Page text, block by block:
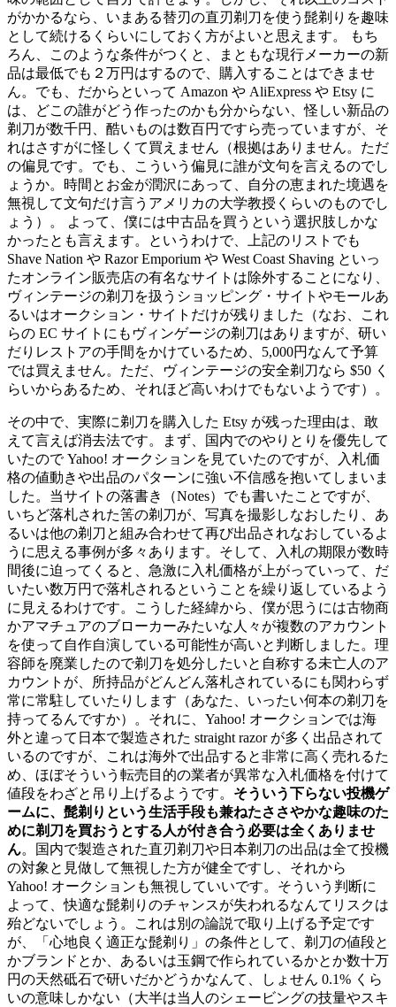
がかかるなら、いまある替刃の直刃剃刀を使う髭剃りを趣味
として続けるくらいにしておく方がよいと思えます。 もち
ろん、このような条件がつくと、まともな現行メーカーの新
品は最低でも２万円はするので、購入することはできませ
ん。でも、だからといって Amazon や AliExpress や Etsy に
は、どこの誰がどう作ったのかも分からない、怪しい新品の
剃刀が数千円、酷いものは数百円ですら売っていますが、そ
れはさすがに怪しくて買えません（根拠はありません。ただ
の偏見です。でも、こういう偏見に誰が文句を言えるのでし
ょうか。時間とお金が潤沢にあって、自分の恵まれた境遇を
無視して文句だけ言うアメリカの大学教授くらいのものでし
ょう）。 よって、僕には中古品を買うという選択肢しかな
かったとも言えます。というわけで、上記のリストでも
Shave Nation や Razor Emporium や West Coast Shaving といっ
たオンライン販売店の有名なサイトは除外することになり、
ヴィンテージの剃刀を扱うショッピング・サイトやモールあ
るいはオークション・サイトだけが残りました（なお、これ
らの EC サイトにもヴィンゲージの剃刀はありますが、研い
だりレストアの手間をかけているため、5,000円なんて予算
では買えません。ただ、ヴィンテージの安全剃刀なら $50 く
らいからあるため、それほど高いわけでもないようです）。
その中で、実際に剃刀を購入した Etsy が残った理由は、敢
えて言えば消去法です。まず、国内でのやりとりを優先して
いたので Yahoo! オークションを見ていたのですが、入札価
格の値動きや出品のパターンに強い不信感を抱いてしまいま
した。当サイトの落書き（Notes）でも書いたことですが、
いちど落札された筈の剃刀が、写真を撮影しなおしたり、あ
るいは他の剃刀と組み合わせて再び出品されなおしているよ
うに思える事例が多々あります。そして、入札の期限が数時
間後に迫ってくると、急激に入札価格が上がっていって、だ
いたい数万円で落札されるということを繰り返しているよう
に見えるわけです。こうした経緯から、僕が思うには古物商
かアマチュアのブローカーみたいな人々が複数のアカウント
を使って自作自演している可能性が高いと判断しました。理
容師を廃業したので剃刀を処分したいと自称する未亡人のア
カウントが、所持品がどんどん落札されているにも関わらず
常に常駐していたりします（あなた、いったい何本の剃刀を
持ってるんですか）。それに、Yahoo! オークションでは海
外と違って日本で製造された straight razor が多く出品されて
いるのですが、これは海外で出品すると非常に高く売れるた
め、ほぼそういう転売目的の業者が異常な入札価格を付けて
値段をわざと吊り上げるようです。 そういう下らない投機ゲ
ームに、髭剃りという生活手段も兼ねたささやかな趣味のた
めに剃刀を買おうとする人が付き合う必要は全くありませ
ん。国内で製造された直刃剃刀や日本剃刀の出品は全て投機
の対象と見做して無視した方が健全ですし、それから
Yahoo! オークションも無視していいです。そういう判断に
よって、快適な髭剃りのチャンスが失われるなんてリスクは
殆どないでしょう。これは別の論説で取り上げる予定です
が、「心地良く適正な髭剃り」の条件として、剃刀の値段と
かブランドとか、あるいは玉鋼で作られているかとか数十万
円の天然砥石で研いだかどうかなんて、しょせん 0.1% くら
いの意味しかない（大半は当人のシェービングの技量やスキ